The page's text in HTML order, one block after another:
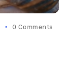
0 Comments